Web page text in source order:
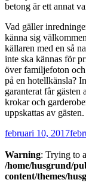
betong är ett annat
Vad gäller
känna sig
källaren med en så
inte ska kännas för
över familjefoton och
på en hotellkänsla?
garanterat får
krokar och
uppskattas av gästen.
Publicerat
februari 10, 2017
Warning: Trying to
/home/husgrund/
content/themes/